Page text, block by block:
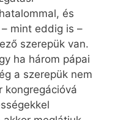
és
mint eddig is –
szerepük van.
ha három pápai
a szerepük nem
kongregációvá